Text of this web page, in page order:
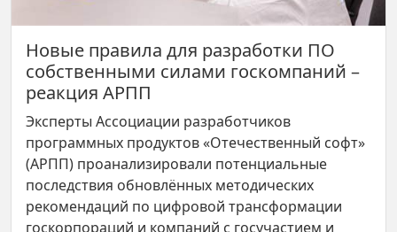
Новые правила для разработки ПО
собственными силами госкомпаний –
реакция АРПП
Эксперты Ассоциации разработчиков
программных продуктов «Отечественный софт»
(АРПП) проанализировали потенциальные
последствия обновлённых методических
рекомендаций по цифровой трансформации
госкорпораций и компаний с госучастием и